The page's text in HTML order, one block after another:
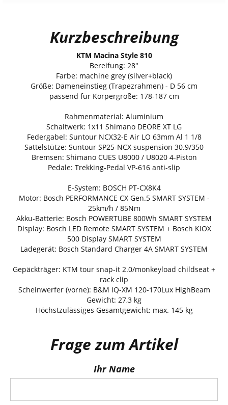
Kurzbeschreibung
KTM Macina Style 810
Bereifung: 28"
Farbe: machine grey (silver+black)
Größe: Dameneinstieg (Trapezrahmen) - D 56 cm
passend für Körpergröße: 178-187 cm
Rahmenmaterial: Aluminium
Schaltwerk: 1x11 Shimano DEORE XT LG
Federgabel: Suntour NCX32-E Air LO 63mm Al 1 1/8
Sattelstütze: Suntour SP25-NCX suspension 30.9/350
Bremsen: Shimano CUES U8000 / U8020 4-Piston
Pedale: Trekking-Pedal VP-616 anti-slip
E-System: BOSCH PT-CX8K4
Motor: Bosch PERFORMANCE CX Gen.5 SMART SYSTEM -
25km/h / 85Nm
Akku-Batterie: Bosch POWERTUBE 800Wh SMART SYSTEM
Display: Bosch LED Remote SMART SYSTEM + Bosch KIOX
500 Display SMART SYSTEM
Ladegerät: Bosch Standard Charger 4A SMART SYSTEM
Gepäckträger: KTM tour snap-it 2.0/monkeyload childseat +
rack clip
Scheinwerfer (vorne): B&M IQ-XM 120-170Lux HighBeam
Gewicht: 27,3 kg
Höchstzulässiges Gesamtgewicht: max. 145 kg
Frage zum Artikel
Ihr Name